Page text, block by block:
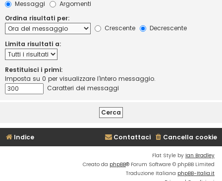
Messaggi
Argomenti
Ordina risultati per:
Crescente
Decrescente
Limita risultati a:
Restituisci i primi:
Imposta su 0 per visualizzare l’intero messaggio.
Caratteri dei messaggi
Indice Cancella cookie
Contattaci
Flat Style by Ian Bradley
Creato da phpBB® Forum Software © phpBB Limited
Traduzione Italiana phpBB-Italia.it